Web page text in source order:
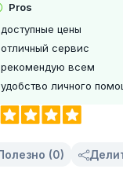
Pros
доступные цены
отличный сервис
рекомендую всем
удобство личного
(0)